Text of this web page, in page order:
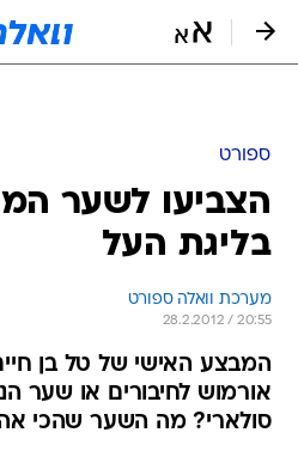
ספורט
בליגת העל
מערכת וואלה ספורט
28.2.2012 / 20:55
המבצע האישי של טל בן
אורמוש לחיבורים או שער
סולארי? מה השער שהכי